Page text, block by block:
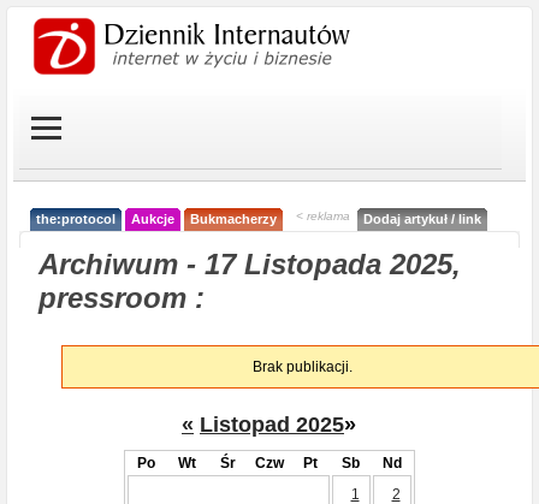
the:protocol Aukcje Bukmacherzy < reklama Dodaj artykuł / link
Archiwum - 17 Listopada 2025,
pressroom :
Brak publikacji.
« Listopad 2025»
Po Wt Śr Czw Pt Sb
Nd
1
2